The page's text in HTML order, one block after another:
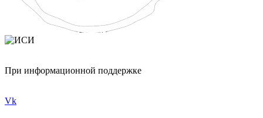
При информационной поддержке
Vk